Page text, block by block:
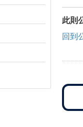
此則
回到